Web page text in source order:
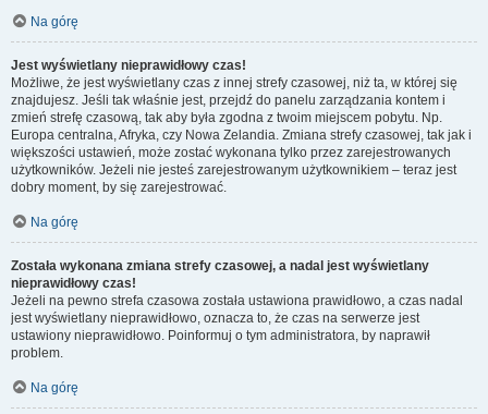
Na górę
Jest wyświetlany nieprawidłowy czas!
Możliwe, że jest wyświetlany czas z innej strefy czasowej, niż ta, w której się
znajdujesz. Jeśli tak właśnie jest, przejdź do panelu zarządzania kontem i
zmień strefę czasową, tak aby była zgodna z twoim miejscem pobytu. Np.
Europa centralna, Afryka, czy Nowa Zelandia. Zmiana strefy czasowej, tak jak i
większości ustawień, może zostać wykonana tylko przez zarejestrowanych
użytkowników. Jeżeli nie jesteś zarejestrowanym użytkownikiem – teraz jest
dobry moment, by się zarejestrować.
Na górę
Została wykonana zmiana strefy czasowej, a nadal jest wyświetlany
nieprawidłowy czas!
Jeżeli na pewno strefa czasowa została ustawiona prawidłowo, a czas nadal
jest wyświetlany nieprawidłowo, oznacza to, że czas na serwerze jest
ustawiony nieprawidłowo. Poinformuj o tym administratora, by naprawił
problem.
Na górę